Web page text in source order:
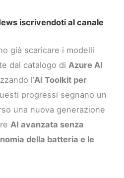
iscrivendoti al canale
già scaricare i modelli
dal catalogo di Azure AI
l’AI Toolkit per
progressi segnano un
una nuova generazione
AI avanzata senza
della batteria e le